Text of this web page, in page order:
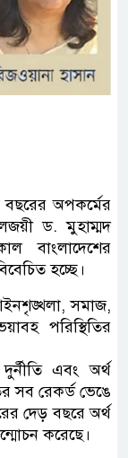
অপকর্মের
ড. মুহাম্মদ
বাংলাদেশের
হচ্ছে।
সমাজ,
পরিস্থিতির
এবং অর্থ
সব রেকর্ড ভেঙে
দেড় বছরে অর্থ
করেছে।